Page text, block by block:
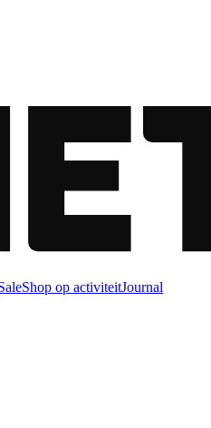
Shop op activiteitJournal